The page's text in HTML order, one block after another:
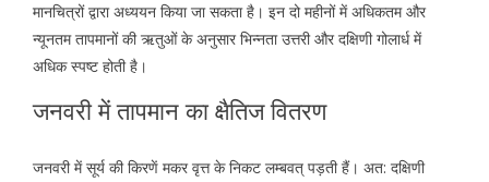
मानचित्रों द्वारा अध्ययन किया जा सकता है। इन दो महीनों में अधिकतम और
न्यूनतम तापमानों की ऋतुओं के अनुसार भिन्नता उत्तरी और दक्षिणी गोलार्ध में
अधिक स्पष्ट होती है।
जनवरी में तापमान का क्षैतिज वितरण
जनवरी में सूर्य की किरणें मकर वृत्त के निकट लम्बवत् पड़ती हैं। अत: दक्षिणी